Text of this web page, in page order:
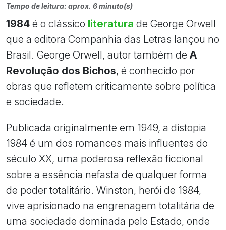
Tempo de leitura: aprox. 6 minuto(s)
1984 é o clássico literatura de George Orwell
que a editora Companhia das Letras lançou no
Brasil. George Orwell, autor também de A
Revolução dos Bichos, é conhecido por
obras que refletem criticamente sobre política
e sociedade.
Publicada originalmente em 1949, a distopia
1984 é um dos romances mais influentes do
século XX, uma poderosa reflexão ficcional
sobre a essência nefasta de qualquer forma
de poder totalitário. Winston, herói de 1984,
vive aprisionado na engrenagem totalitária de
uma sociedade dominada pelo Estado, onde